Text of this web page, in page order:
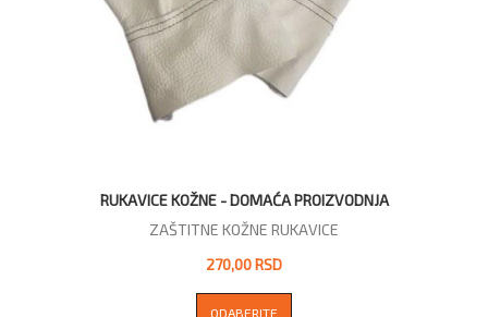
RUKAVICE KOŽNE - DOMAĆA PROIZVODNJA
ZAŠTITNE KOŽNE RUKAVICE
270,00 RSD
ODABERITE